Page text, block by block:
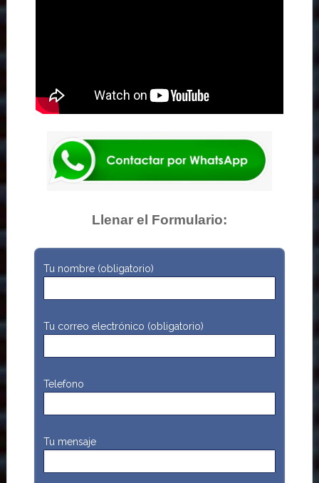
Llenar el Formulario:
Tu nombre (obligatorio)
Tu correo electrónico (obligatorio)
Telefono
Tu mensaje